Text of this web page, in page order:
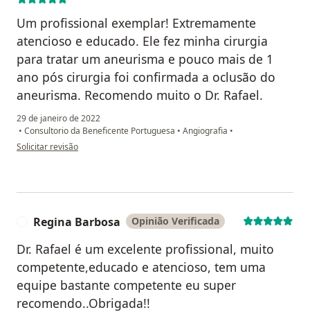
Um profissional exemplar! Extremamente
atencioso e educado. Ele fez minha cirurgia
para tratar um aneurisma e pouco mais de 1
ano pós cirurgia foi confirmada a oclusão do
aneurisma. Recomendo muito o Dr. Rafael.
29 de janeiro de 2022
• Consultorio da Beneficente Portuguesa • Angiografia •
na opinião do utilizador Marco Antônio Neves
Solicitar revisão
Regina Barbosa Opinião Verificada
Dr. Rafael é um excelente profissional, muito
competente,educado e atencioso, tem uma
equipe bastante competente eu super
recomendo..Obrigada!!